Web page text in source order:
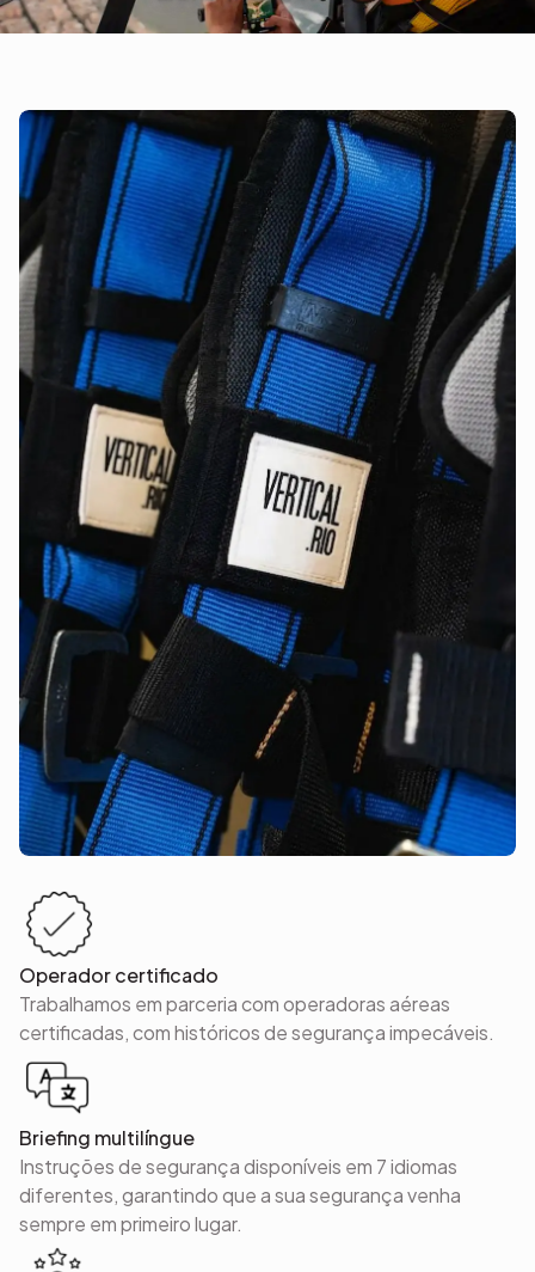
Operador certificado
Trabalhamos em parceria com operadoras aéreas
certificadas, com históricos de segurança impecáveis.
Briefing multilíngue
Instruções de segurança disponíveis em 7 idiomas
diferentes, garantindo que a sua segurança venha
sempre em primeiro lugar.